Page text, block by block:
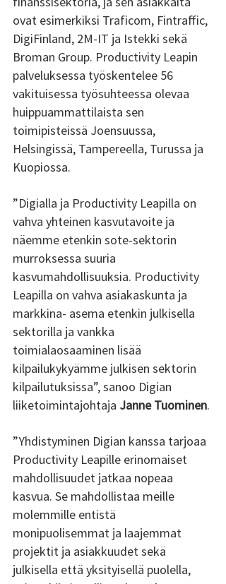
ovat esimerkiksi Traficom, Fintraffic,
DigiFinland, 2M-IT ja Istekki sekä
Broman Group. Productivity Leapin
palveluksessa työskentelee 56
vakituisessa työsuhteessa olevaa
huippuammattilaista sen
toimipisteissä Joensuussa,
Helsingissä, Tampereella, Turussa ja
Kuopiossa.
”Digialla ja Productivity Leapilla on
vahva yhteinen kasvutavoite ja
näemme etenkin sote-sektorin
murroksessa suuria
kasvumahdollisuuksia. Productivity
Leapilla on vahva asiakaskunta ja
markkina- asema etenkin julkisella
sektorilla ja vankka
toimialaosaaminen lisää
kilpailukykyämme julkisen sektorin
kilpailutuksissa”, sanoo Digian
liiketoimintajohtaja Janne Tuominen.
”Yhdistyminen Digian kanssa tarjoaa
Productivity Leapille erinomaiset
mahdollisuudet jatkaa nopeaa
kasvua. Se mahdollistaa meille
molemmille entistä
monipuolisemmat ja laajemmat
projektit ja asiakkuudet sekä
julkisella että yksityisellä puolella,